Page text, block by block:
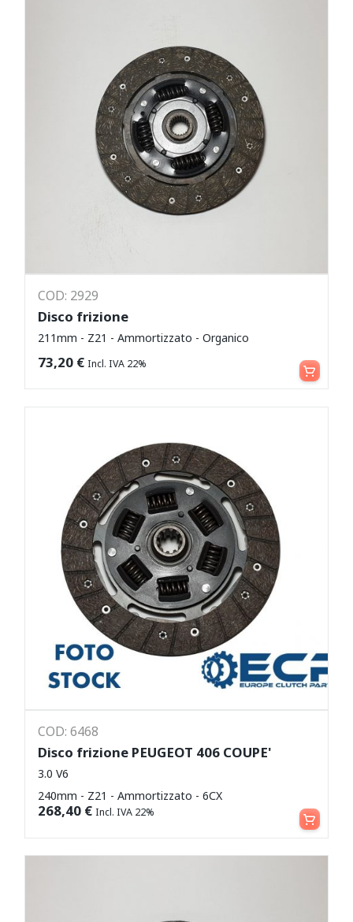
COD: 2929
Disco frizione
211mm - Z21 - Ammortizzato - Organico
73,20 € Incl. IVA 22% Aggiungi al carrello
COD: 6468
Disco frizione PEUGEOT 406 COUPE'
3.0 V6
240mm - Z21 - Ammortizzato - 6CX
268,40 € Incl. IVA 22% Aggiungi al carrello